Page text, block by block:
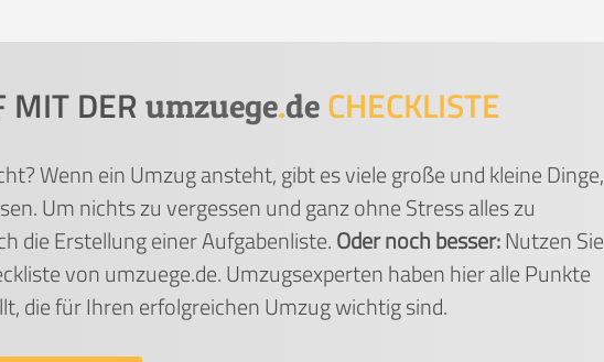
MIT DER umzuege.de CHECKLISTE
Wenn ein Umzug ansteht, gibt es viele große und kleine Dinge,
Um nichts zu vergessen und ganz ohne Stress alles zu
die Erstellung einer Aufgabenliste.Oder noch besser:Nutzen Sie
von umzuege.de. Umzugsexperten haben hier alle Punkte
die für Ihren erfolgreichen Umzug wichtig sind.